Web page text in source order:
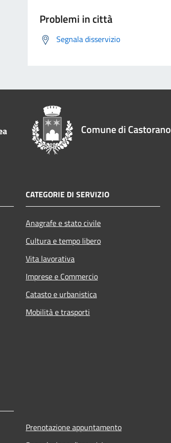
Problemi in città
Segnala disservizio
Comune di Castorano
CATEGORIE DI SERVIZIO
Anagrafe e stato civile
Cultura e tempo libero
Vita lavorativa
Imprese e Commercio
Catasto e urbanistica
Mobilità e trasporti
Prenotazione appuntamento